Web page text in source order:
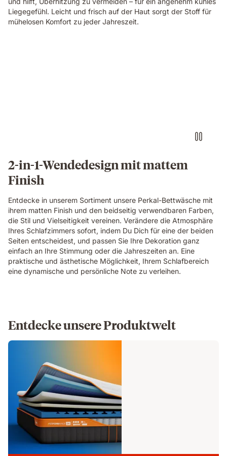
Liegegefühl. Leicht und frisch auf der Haut sorgt der Stoff für
mühelosen Komfort zu jeder Jahreszeit.
2-in-1-Wendedesign mit mattem
Finish
Entdecke in unserem Sortiment unsere Perkal-Bettwäsche mit
ihrem matten Finish und den beidseitig verwendbaren Farben,
die Stil und Vielseitigkeit vereinen. Verändere die Atmosphäre
Ihres Schlafzimmers sofort, indem Du Dich für eine der beiden
Seiten entscheidest, und passen Sie Ihre Dekoration ganz
einfach an Ihre Stimmung oder die Jahreszeiten an. Eine
praktische und ästhetische Möglichkeit, Ihrem Schlafbereich
eine dynamische und persönliche Note zu verleihen.
Entdecke unsere Produktwelt